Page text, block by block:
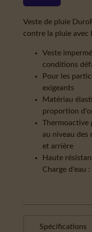
Veste de pluie
contre la pluie avec
Veste
conditions
Pour les
exigeants
Matériau
proportion
Thermoactive
au niveau des
et arrière
Haute
Charge d'eau